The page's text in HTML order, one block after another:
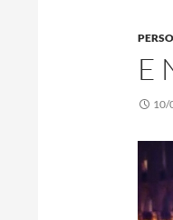
E
10/